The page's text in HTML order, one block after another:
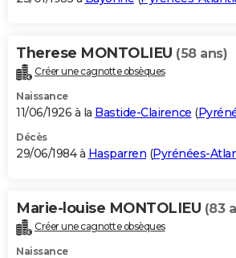
Therese MONTOLIEU (58 ans)
Créer une cagnotte obsèques
Naissance
11/06/1926 à la Bastide-Clairence (
Décès
29/06/1984 à Hasparren (Pyrénées-
Marie-louise MONTOLIEU (83
Créer une cagnotte obsèques
Naissance